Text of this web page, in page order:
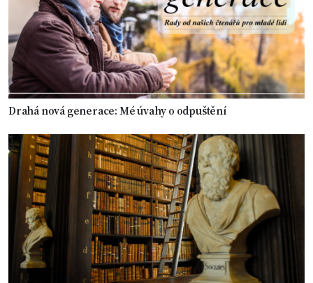
Drahá nová generace: Mé úvahy o odpuštění